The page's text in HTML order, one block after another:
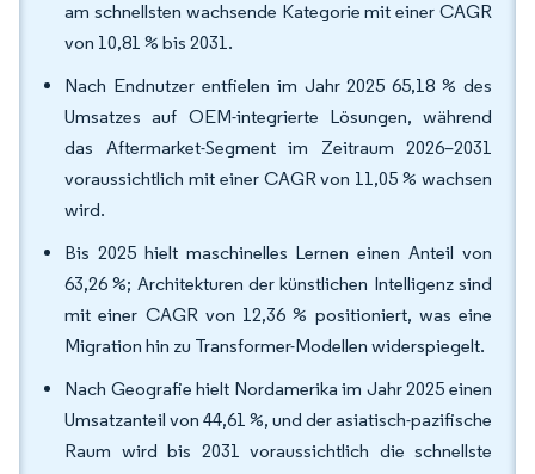
am schnellsten wachsende Kategorie mit einer CAGR
von 10,81 % bis 2031.
Nach Endnutzer entfielen im Jahr 2025 65,18 % des
Umsatzes auf OEM-integrierte Lösungen, während
das Aftermarket-Segment im Zeitraum 2026–2031
voraussichtlich mit einer CAGR von 11,05 % wachsen
wird.
Bis 2025 hielt maschinelles Lernen einen Anteil von
63,26 %; Architekturen der künstlichen Intelligenz sind
mit einer CAGR von 12,36 % positioniert, was eine
Migration hin zu Transformer-Modellen widerspiegelt.
Nach Geografie hielt Nordamerika im Jahr 2025 einen
Umsatzanteil von 44,61 %, und der asiatisch-pazifische
Raum wird bis 2031 voraussichtlich die schnellste